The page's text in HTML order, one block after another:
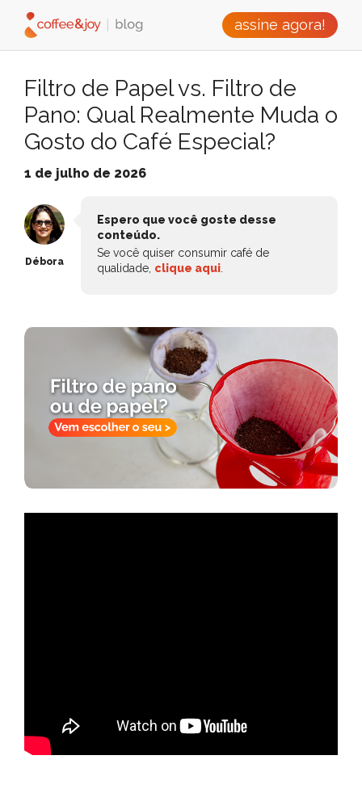
assine agora!
Filtro de Papel vs. Filtro de
Pano: Qual Realmente Muda o
Gosto do Café Especial?
1 de julho de 2026
Débora
Espero que você goste desse
conteúdo.
Se você quiser consumir café de
qualidade, clique aqui